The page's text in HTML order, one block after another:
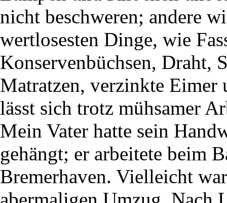
nicht beschweren; andere
wertlosesten Dinge, wie
Konservenbüchsen, Draht,
Matratzen, verzinkte Eimer
lässt sich trotz mühsamer
Mein Vater hatte sein
gehängt; er arbeitete beim
Bremerhaven. Vielleicht